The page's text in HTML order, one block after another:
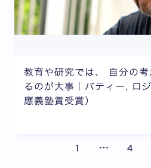
教育や研究では、 自分の
るのが大事｜バティー, ロ
應義塾賞受賞）
1 … 4